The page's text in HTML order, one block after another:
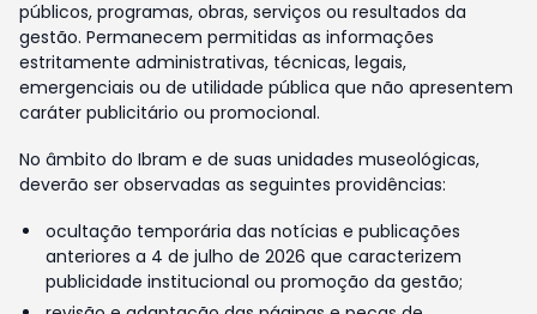
públicos, programas, obras, serviços ou resultados da
gestão. Permanecem permitidas as informações
estritamente administrativas, técnicas, legais,
emergenciais ou de utilidade pública que não apresentem
caráter publicitário ou promocional.
No âmbito do Ibram e de suas unidades museológicas,
deverão ser observadas as seguintes providências:
ocultação temporária das notícias e publicações
anteriores a 4 de julho de 2026 que caracterizem
publicidade institucional ou promoção da gestão;